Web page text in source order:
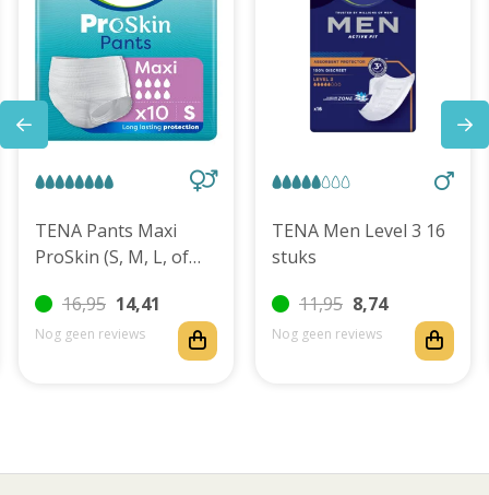
TENA Pants Maxi
ProSkin (S, M, L, of
16,95 14,41
Nog geen reviews
TENA Men Level 3 16
stuks
11,95 8,74
Nog geen reviews